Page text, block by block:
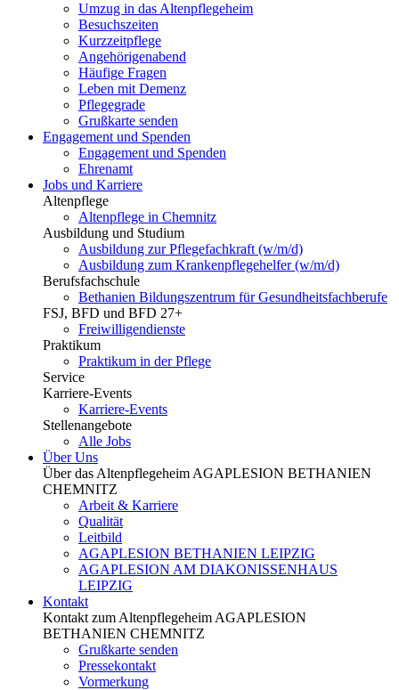
Umzug in das Altenpflegeheim
Besuchszeiten
Kurzzeitpflege
Angehörigenabend
Häufige Fragen
Leben mit Demenz
Pflegegrade
Grußkarte senden
Engagement und Spenden
Engagement und Spenden
Ehrenamt
Jobs und Karriere
Altenpflege
Altenpflege in Chemnitz
Ausbildung und Studium
Ausbildung zur Pflegefachkraft (w/m/d)
Ausbildung zum Krankenpflegehelfer (w/m/d)
Berufsfachschule
Bethanien Bildungszentrum für Gesundheitsfachberufe
FSJ, BFD und BFD 27+
Freiwilligendienste
Praktikum
Praktikum in der Pflege
Service
Karriere-Events
Karriere-Events
Stellenangebote
Alle Jobs
Über Uns
Über das Altenpflegeheim AGAPLESION BETHANIEN
CHEMNITZ
Arbeit & Karriere
Qualität
Leitbild
AGAPLESION BETHANIEN LEIPZIG
AGAPLESION AM DIAKONISSENHAUS
LEIPZIG
Kontakt
Kontakt zum Altenpflegeheim AGAPLESION
BETHANIEN CHEMNITZ
Grußkarte senden
Pressekontakt
Vormerkung